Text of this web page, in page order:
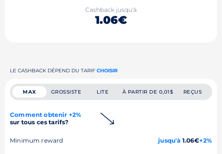
Cashback jusqu'à
1.06€
LE CASHBACK DÉPEND DU TARIF CHOISIR
MAX GROSSISTE LITE À PARTIR DE 0,01$ REÇUS
Comment obtenir +2%
sur tous ces tarifs?
Minimum reward jusqu'à 1.06€+2%